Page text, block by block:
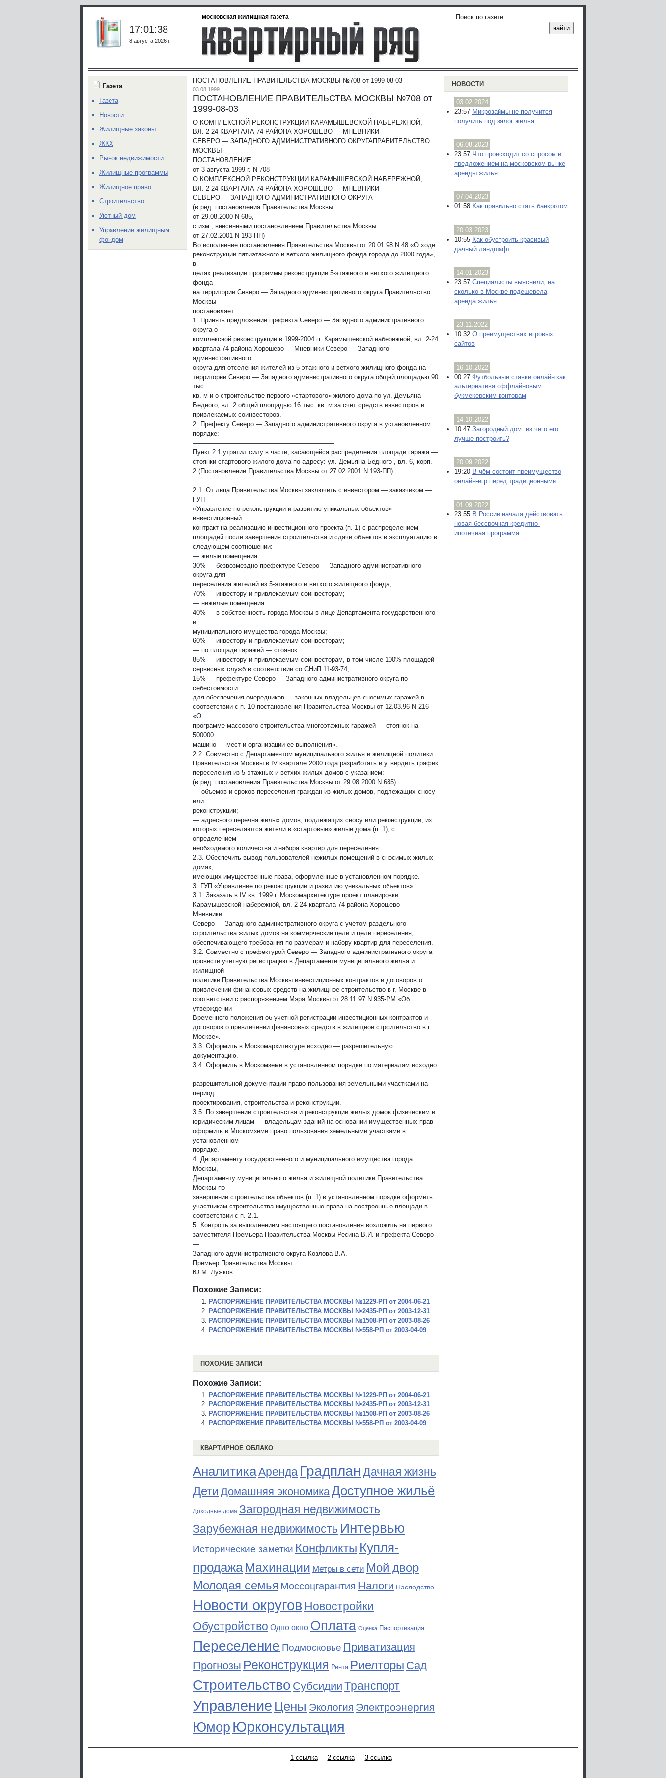
московская жилищная газета
17:01:38
8 августа 2026 г.
Поиск по газете
ПОСТАНОВЛЕНИЕ ПРАВИТЕЛЬСТВА МОСКВЫ №708 от 1999-08-03
03.08.1999
ПОСТАНОВЛЕНИЕ ПРАВИТЕЛЬСТВА МОСКВЫ №708 от
1999-08-03
О КОМПЛЕКСНОЙ РЕКОНСТРУКЦИИ КАРАМЫШЕВСКОЙ НАБЕРЕЖНОЙ,
ВЛ. 2-24 КВАРТАЛА 74 РАЙОНА ХОРОШЕВО — МНЕВНИКИ
СЕВЕРО — ЗАПАДНОГО АДМИНИСТРАТИВНОГО ОКРУГАПРАВИТЕЛЬСТВО
МОСКВЫ
ПОСТАНОВЛЕНИЕ
от 3 августа 1999 г. N 708
О КОМПЛЕКСНОЙ РЕКОНСТРУКЦИИ КАРАМЫШЕВСКОЙ НАБЕРЕЖНОЙ,
ВЛ. 2-24 КВАРТАЛА 74 РАЙОНА ХОРОШЕВО — МНЕВНИКИ
СЕВЕРО — ЗАПАДНОГО АДМИНИСТРАТИВНОГО ОКРУГА
(в ред. постановления Правительства Москвы
от 29.08.2000 N 685,
с изм., внесенными постановлением Правительства Москвы
от 27.02.2001 N 193-ПП)
Во исполнение постановления Правительства Москвы от 20.01.98 N 48 «О ходе
реконструкции пятиэтажного и ветхого жилищного фонда города до 2000 года»,
в
целях реализации программы реконструкции 5-этажного и ветхого жилищного
фонда
на территории Северо — Западного административного округа Правительство
Москвы
постановляет:
1. Принять предложение префекта Северо — Западного административного
округа о
комплексной реконструкции в 1999-2004 гг. Карамышевской набережной, вл. 2-24
квартала 74 района Хорошево — Мневники Северо — Западного
административного
округа для отселения жителей из 5-этажного и ветхого жилищного фонда на
территории Северо — Западного административного округа общей площадью 90
тыс.
кв. м и о строительстве первого «стартового» жилого дома по ул. Демьяна
Бедного, вл. 2 общей площадью 16 тыс. кв. м за счет средств инвесторов и
привлекаемых соинвесторов.
2. Префекту Северо — Западного административного округа в установленном
порядке:
——————————————————————
Пункт 2.1 утратил силу в части, касающейся распределения площади гаража —
стоянки стартового жилого дома по адресу: ул. Демьяна Бедного , вл. 6, корп.
2 (Постановление Правительства Москвы от 27.02.2001 N 193-ПП).
——————————————————————
2.1. От лица Правительства Москвы заключить с инвестором — заказчиком —
ГУП
«Управление по реконструкции и развитию уникальных объектов»
инвестиционный
контракт на реализацию инвестиционного проекта (п. 1) с распределением
площадей после завершения строительства и сдачи объектов в эксплуатацию в
следующем соотношении:
— жилые помещения:
30% — безвозмездно префектуре Северо — Западного административного
округа для
переселения жителей из 5-этажного и ветхого жилищного фонда;
70% — инвестору и привлекаемым соинвесторам;
— нежилые помещения:
40% — в собственность города Москвы в лице Департамента государственного
и
муниципального имущества города Москвы;
60% — инвестору и привлекаемым соинвесторам;
— по площади гаражей — стоянок:
85% — инвестору и привлекаемым соинвесторам, в том числе 100% площадей
сервисных служб в соответствии со СНиП 11-93-74;
15% — префектуре Северо — Западного административного округа по
себестоимости
для обеспечения очередников — законных владельцев сносимых гаражей в
соответствии с п. 10 постановления Правительства Москвы от 12.03.96 N 216
«О
программе массового строительства многоэтажных гаражей — стоянок на
500000
машино — мест и организации ее выполнения».
2.2. Совместно с Департаментом муниципального жилья и жилищной политики
Правительства Москвы в IV квартале 2000 года разработать и утвердить график
переселения из 5-этажных и ветхих жилых домов с указанием:
(в ред. постановления Правительства Москвы от 29.08.2000 N 685)
— объемов и сроков переселения граждан из жилых домов, подлежащих сносу
или
реконструкции;
— адресного перечня жилых домов, подлежащих сносу или реконструкции, из
которых переселяются жители в «стартовые» жилые дома (п. 1), с
определением
необходимого количества и набора квартир для переселения.
2.3. Обеспечить вывод пользователей нежилых помещений в сносимых жилых
домах,
имеющих имущественные права, оформленные в установленном порядке.
3. ГУП «Управление по реконструкции и развитию уникальных объектов»:
3.1. Заказать в IV кв. 1999 г. Москомархитектуре проект планировки
Карамышевской набережной, вл. 2-24 квартала 74 района Хорошево —
Мневники
Северо — Западного административного округа с учетом раздельного
строительства жилых домов на коммерческие цели и цели переселения,
обеспечивающего требования по размерам и набору квартир для переселения.
3.2. Совместно с префектурой Северо — Западного административного округа
провести учетную регистрацию в Департаменте муниципального жилья и
жилищной
политики Правительства Москвы инвестиционных контрактов и договоров о
привлечении финансовых средств на жилищное строительство в г. Москве в
соответствии с распоряжением Мэра Москвы от 28.11.97 N 935-РМ «Об
утверждении
Временного положения об учетной регистрации инвестиционных контрактов и
договоров о привлечении финансовых средств в жилищное строительство в г.
Москве».
3.3. Оформить в Москомархитектуре исходно — разрешительную
документацию.
3.4. Оформить в Москомземе в установленном порядке по материалам исходно
—
разрешительной документации право пользования земельными участками на
период
проектирования, строительства и реконструкции.
3.5. По завершении строительства и реконструкции жилых домов физическим и
юридическим лицам — владельцам зданий на основании имущественных прав
оформить в Москомземе право пользования земельными участками в
установленном
порядке.
4. Департаменту государственного и муниципального имущества города
Москвы,
Департаменту муниципального жилья и жилищной политики Правительства
Москвы по
завершении строительства объектов (п. 1) в установленном порядке оформить
участникам строительства имущественные права на построенные площади в
соответствии с п. 2.1.
5. Контроль за выполнением настоящего постановления возложить на первого
заместителя Премьера Правительства Москвы Ресина В.И. и префекта Северо
—
Западного административного округа Козлова В.А.
Премьер Правительства Москвы
Ю.М. Лужков
Похожие Записи:
РАСПОРЯЖЕНИЕ ПРАВИТЕЛЬСТВА МОСКВЫ №1229-РП от 2004-06-21
РАСПОРЯЖЕНИЕ ПРАВИТЕЛЬСТВА МОСКВЫ №2435-РП от 2003-12-31
РАСПОРЯЖЕНИЕ ПРАВИТЕЛЬСТВА МОСКВЫ №1508-РП от 2003-08-26
РАСПОРЯЖЕНИЕ ПРАВИТЕЛЬСТВА МОСКВЫ №558-РП от 2003-04-09
ПОХОЖИЕ ЗАПИСИ
Похожие Записи:
РАСПОРЯЖЕНИЕ ПРАВИТЕЛЬСТВА МОСКВЫ №1229-РП от 2004-06-21
РАСПОРЯЖЕНИЕ ПРАВИТЕЛЬСТВА МОСКВЫ №2435-РП от 2003-12-31
РАСПОРЯЖЕНИЕ ПРАВИТЕЛЬСТВА МОСКВЫ №1508-РП от 2003-08-26
РАСПОРЯЖЕНИЕ ПРАВИТЕЛЬСТВА МОСКВЫ №558-РП от 2003-04-09
КВАРТИРНОЕ ОБЛАКО
АналитикаАренда ГрадпланДачная жизнь
Дети Домашняя экономикаДоступное жильё
Доходные дома Загородная недвижимость
Зарубежная недвижимость Интервью
Исторические заметки Конфликты Купля-
продажа Махинации Метры в сети Мой двор
Молодая семья Моссоцгарантия Налоги Наследство
Новости округов Новостройки
Обустройство Одно окно Оплата Оценка Паспортизация
Переселение Подмосковье Приватизация
Прогнозы Реконструкция Рента Риелторы Сад
Строительство Субсидии Транспорт
Управление Цены Экология Электроэнергия
Юмор Юрконсультация
НОВОСТИ
03.02.2024
23:57 Микрозаймы не получится
получить под залог жилья
06.08.2023
23:57 Что происходит со спросом и
предложением на московском рынке
аренды жилья
07.04.2023
01:58 Как правильно стать банкротом
20.03.2023
10:55 Как обустроить красивый
дачный ландшафт
14.01.2023
23:57 Специалисты выяснили, на
сколько в Москве подешевела
аренда жилья
23.11.2022
10:32 О преимуществах игровых
сайтов
16.10.2022
00:27 Футбольные ставки онлайн как
альтернатива оффлайновым
букмекерским конторам
14.10.2022
10:47 Загородный дом: из чего его
лучше построить?
20.09.2022
19:20 В чём состоит преимущество
онлайн-игр перед традиционными
01.09.2022
23:55 В России начала действовать
новая бессрочная кредитно-
ипотечная программа
Газета
Газета
Новости
Жилищные законы
ЖКХ
Рынок недвижимости
Жилищные программы
Жилищное право
Строительство
Уютный дом
Управление жилищным
фондом
1 ссылка 2 ссылка 3 ссылка